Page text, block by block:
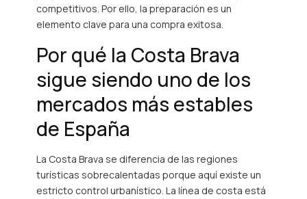
competitivos. Por ello, la preparación es un
elemento clave para una compra exitosa.
Por qué la Costa Brava
sigue siendo uno de los
mercados más estables
de España
La Costa Brava se diferencia de las regiones
turísticas sobrecalentadas porque aquí existe un
estricto control urbanístico. La línea de costa está